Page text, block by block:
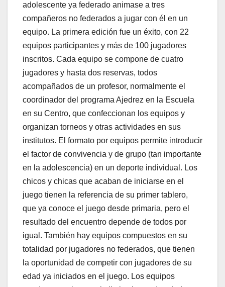
adolescente ya federado animase a tres
compañeros no federados a jugar con él en un
equipo. La primera edición fue un éxito, con 22
equipos participantes y más de 100 jugadores
inscritos. Cada equipo se compone de cuatro
jugadores y hasta dos reservas, todos
acompañados de un profesor, normalmente el
coordinador del programa Ajedrez en la Escuela
en su Centro, que confeccionan los equipos y
organizan torneos y otras actividades en sus
institutos. El formato por equipos permite introducir
el factor de convivencia y de grupo (tan importante
en la adolescencia) en un deporte individual. Los
chicos y chicas que acaban de iniciarse en el
juego tienen la referencia de su primer tablero,
que ya conoce el juego desde primaria, pero el
resultado del encuentro depende de todos por
igual. También hay equipos compuestos en su
totalidad por jugadores no federados, que tienen
la oportunidad de competir con jugadores de su
edad ya iniciados en el juego. Los equipos